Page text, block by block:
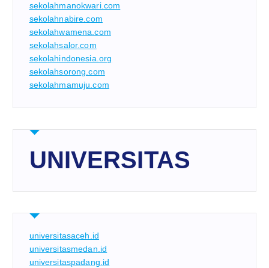
sekolahmanokwari.com
sekolahnabire.com
sekolahwamena.com
sekolahsalor.com
sekolahindonesia.org
sekolahsorong.com
sekolahmamuju.com
UNIVERSITAS
universitasaceh.id
universitasmedan.id
universitaspadang.id